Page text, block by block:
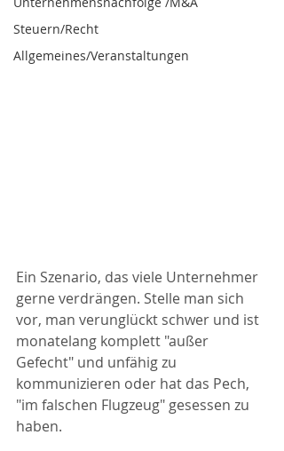
Steuern/Recht
Allgemeines/Veranstaltungen
Ein Szenario, das viele Unternehmer
gerne verdrängen. Stelle man sich
vor, man verunglückt schwer und ist
monatelang komplett "außer
Gefecht" und unfähig zu
kommunizieren oder hat das Pech,
"im falschen Flugzeug" gesessen zu
haben.